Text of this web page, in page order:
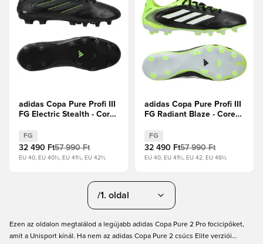
adidas Copa Pure Profi III
FG Electric Stealth - Core
szürke/Lucid Lemon
FG
32 490 Ft57 990 Ft
EU 40, EU 40½, EU 41½, EU 42½
adidas Copa Pure Profi III
FG Radiant Blaze - Core
Lemon
FG
32 490 Ft57 990 Ft
EU 40, EU 41½, EU 42, EU 46½
/1. oldal
Ezen az oldalon megtalálod a legújabb adidas Copa Pure 2 Pro focicipőket,
amit a Unisport kínál. Ha nem az adidas Copa Pure 2 csúcs Elite verziói